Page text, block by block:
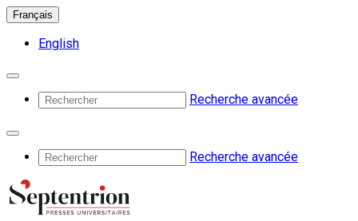
Français
English
Recherche avancée
Recherche avancée